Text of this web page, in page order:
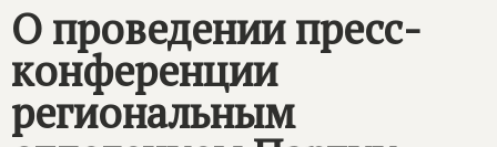
О проведении пресс-
конференции
региональным